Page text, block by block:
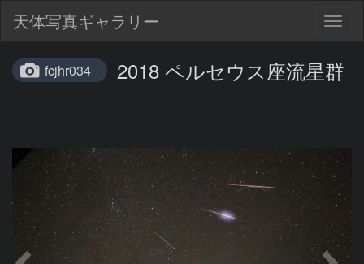
天体写真ギャラリー
fcjhr034 2018 ペルセウス座流星群